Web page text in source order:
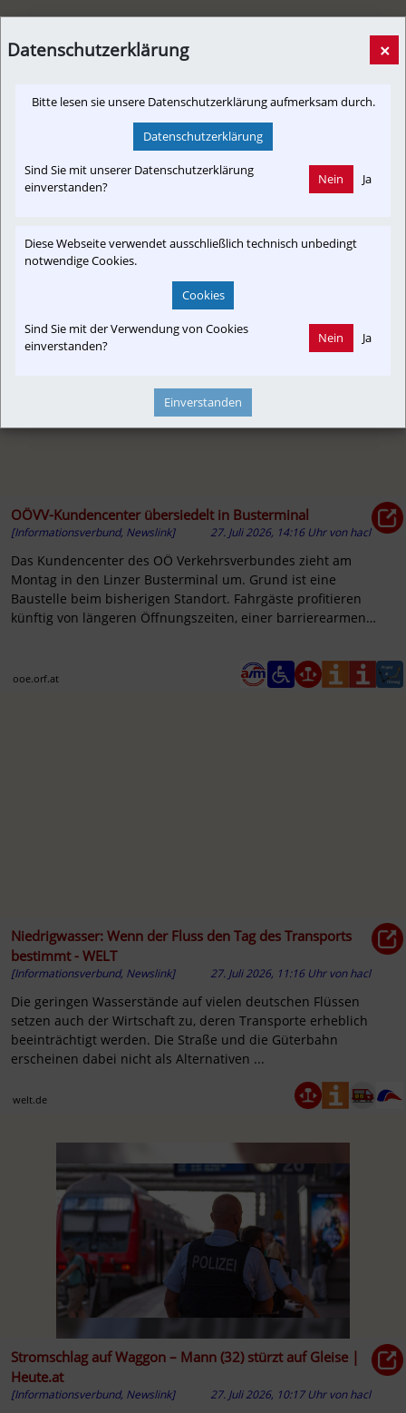
LOK Report – Österreich: Museum Tauernbahn
[Bildbericht, Informationsverbund] 27. Juli 2026, 15:00 Uhrvonhacl
Bericht: Bernd Piplack | In Schwarzach St. Veit befindet sich
viel geboten wird. Der Eintritt mit 6 Euro ist sehr human und
man wird von den ehrenamtlichen Betreuern des Museums ...
lok-report.de
OÖVV-Kundencenter übersiedelt in Busterminal
[Informationsverbund, Newslink] 27. Juli 2026, 14:16 Uhr vonhacl
Das Kundencenter des OÖ Verkehrsverbundes zieht am
Montag in den Linzer Busterminal um. Grund ist eine
Baustelle beim bisherigen Standort. Fahrgäste profitieren
künftig von längeren Öffnungszeiten, einer barrierearmen
ooe.orf.at
Niedrigwasser: Wenn der Fluss den Tag des Transports
bestimmt - WELT
[Informationsverbund, Newslink] 27. Juli 2026, 11:16 Uhr vonhacl
Die geringen Wasserstände auf vielen deutschen Flüssen
setzen auch der Wirtschaft zu, deren Transporte erheblich
beeinträchtigt werden. Die Straße und die Güterbahn
erscheinen dabei nicht als Alternativen ...
welt.de
Stromschlag auf Waggon – Mann (32) stürzt auf Gleise |
Heute.at
[Informationsverbund, Newslink] 27. Juli 2026, 10:17 Uhr vonhacl
Datenschutzerklärung ×
Bitte lesen sie unsere Datenschutzerklärung aufmerksam durch.
Datenschutzerklärung
Sind Sie mit unserer Datenschutzerklärung
einverstanden?
Nein Ja
Diese Webseite verwendet ausschließlich technisch unbedingt
notwendige Cookies.
Cookies
Sind Sie mit der Verwendung von Cookies
einverstanden?
Nein Ja
Einverstanden